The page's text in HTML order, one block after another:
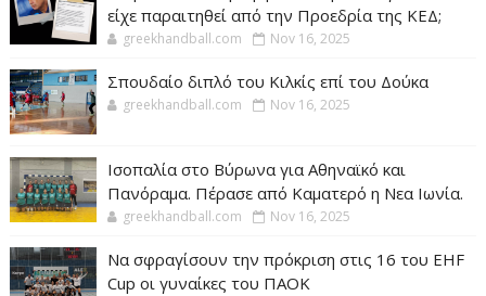
είχε παραιτηθεί από την Προεδρία της ΚΕΔ;
greekhandball.com Nov 16, 2025
Σπουδαίο διπλό του Κιλκίς επί του Δούκα
greekhandball.com Nov 16, 2025
Ισοπαλία στο Βύρωνα για Αθηναϊκό και
Πανόραμα. Πέρασε από Καματερό η Νεα Ιωνία.
greekhandball.com Nov 16, 2025
Να σφραγίσουν την πρόκριση στις 16 του EHF
Cup οι γυναίκες του ΠΑΟΚ